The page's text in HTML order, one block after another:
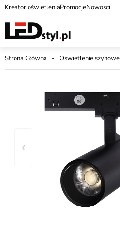
Kreator oświetleniaPromocjeNowości
Strona Główna Oświetlenie szynowe